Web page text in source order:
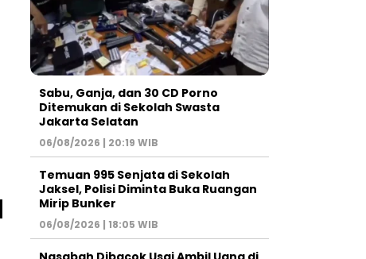
Sabu, Ganja, dan 30 CD Porno
Ditemukan di Sekolah Swasta
Jakarta Selatan
06/08/2026 | 20:19 WIB
Temuan 995 Senjata di Sekolah
Jaksel, Polisi Diminta Buka Ruangan
Mirip Bunker
06/08/2026 | 18:05 WIB